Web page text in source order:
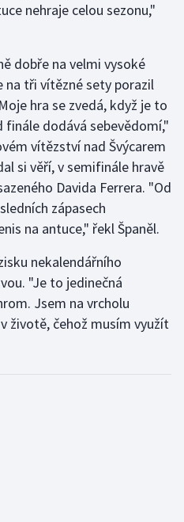
nehraje celou sezonu,"
dobře na velmi vysoké
na tři vítězné sety porazil
hra se zvedá, když je to
dodává sebevědomí,"
vítězství nad Švýcarem
si věří, v semifinále hravě
Davida Ferrera. "Od
zápasech
na antuce," řekl Španěl.
nekalendářního
"Je to jedinečná
Jsem na vrcholu
životě, čehož musím využít